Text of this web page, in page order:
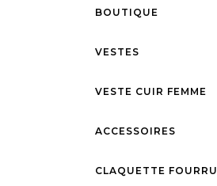
BOUTIQUE
VESTES
VESTE CUIR FEMME
ACCESSOIRES
CLAQUETTE